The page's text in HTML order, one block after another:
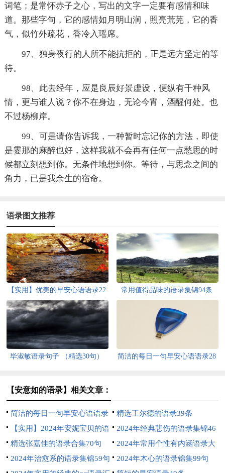
词笔；是常怀赤子之心，写出的文字一定要有感情和味
道。那些字句，它的感情如月明山涧，照亮荒芜，它的香
气，似竹外疏花，香冷入瑶席。
97、独身夜行的人所不能抗拒的，正是远方坚定的等
待。
98、此去经年，应是良辰好景虚设，便纵有千种风
情，更与谁人说？你不在身边，无论今宵，酒醒何处。也
不过杨柳岸。
99、可是请你告诉我，一种暂时忘记你的方法，即使
是霎那的麻醉也好，这样我就不会再有任何一点愁思的时
候都立刻想到你。无条件地想到你。等待，与思念之间的
角力，已是我余生的宿命。
语录图文推荐
【实用】优美的早安心语语录22
句
常用值得品味的语录集锦94条
毕淑敏语录句子 （精选30句）
简洁的每日一句早安心语语录28
【安意如的语录】相关文章：
简洁的每日一句早安心语语录
大集合52条
精选王尔德的语录39条
【实用】2024年安妮宝贝的语
录汇编60条
2024年经典悲伤的语录集锦46
条
精选张嘉佳的语录合集70句
2024年常用个性有内涵语录大
汇总99条
2024年治愈系的语录集锦59句
2024年木心的语录锦集99句